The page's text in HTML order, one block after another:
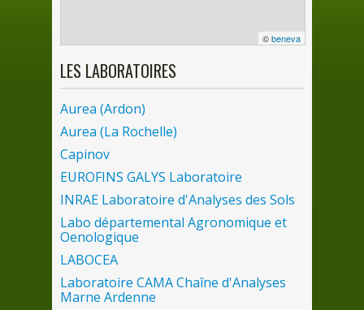
©beneva
LES LABORATOIRES
Aurea (Ardon)
Aurea (La Rochelle)
Capinov
EUROFINS GALYS Laboratoire
INRAE Laboratoire d'Analyses des Sols
Labo départemental Agronomique et
Oenologique
LABOCEA
Laboratoire CAMA Chaîne d'Analyses
Marne Ardenne